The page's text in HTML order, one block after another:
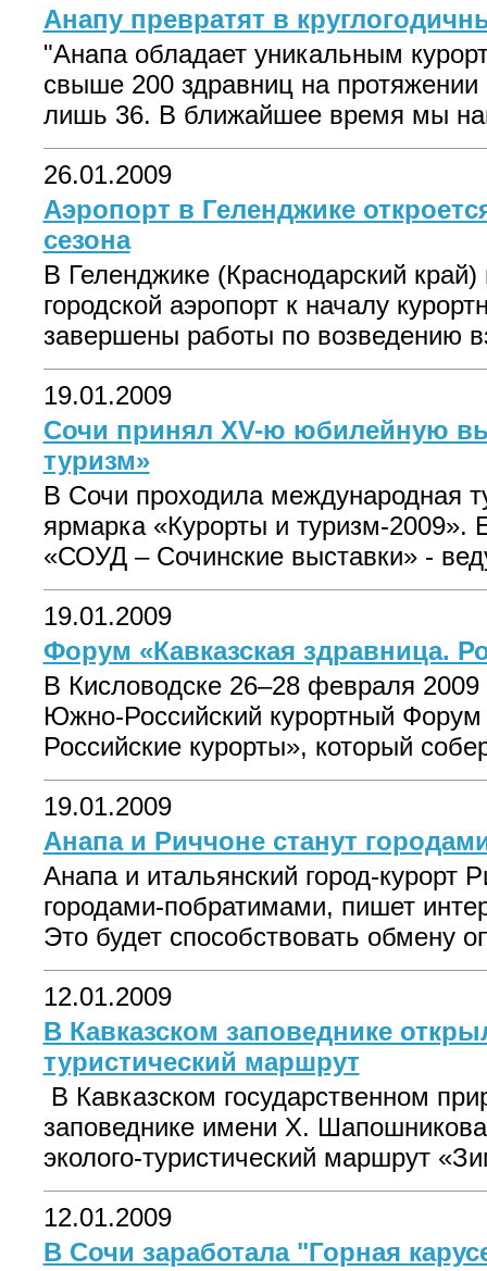
Анапу превратят в
"Анапа обладает уникальным
свыше 200 здравниц на протяжении
лишь 36. В ближайшее время мы
26.01.2009
Аэропорт в Геленджике
сезона
В Геленджике (Краснодарский край)
городской аэропорт к началу
завершены работы по возведению
19.01.2009
Сочи принял XV-ю юбилейную
туризм»
В Сочи проходила международная
ярмарка «Курорты и туризм-2009».
«СОУД – Сочинские выставки» -
19.01.2009
Форум «Кавказская здравница.
В Кисловодске 26–28 февраля 2009
Южно-Российский курортный Форум
Российские курорты», который
19.01.2009
Анапа и Риччоне станут
Анапа и итальянский город-курорт
городами-побратимами, пишет
Это будет способствовать обмену
12.01.2009
В Кавказском заповеднике
туристический маршрут
В Кавказском государственном
заповеднике имени Х.
эколого-туристический маршрут
12.01.2009
В Сочи заработала "Горная